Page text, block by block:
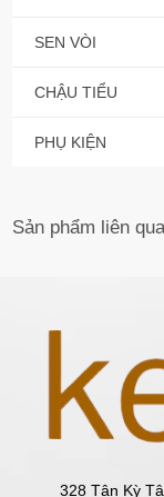
SEN VÒI
CHẬU TIỂU
PHỤ KIỆN
Sản phẩm liên
328 Tân Kỳ